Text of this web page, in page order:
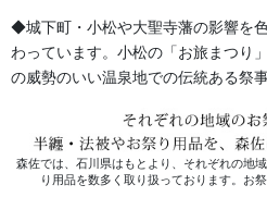
◆城下町・小松や大聖寺藩の影響を
わっています。小松の「お旅まつり
の威勢のいい温泉地での伝統ある祭
森佐では、石川県はもとより、それぞれの地
り用品を数多く取り扱っております。お